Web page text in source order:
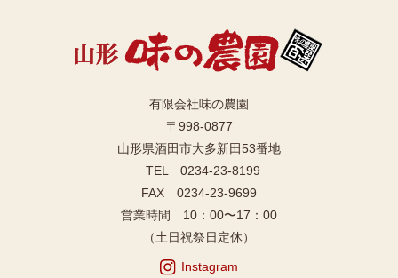
有限会社味の農園
〒998-0877
山形県酒田市大多新田53番地
TEL 0234-23-8199
FAX 0234-23-9699
営業時間 10：00〜17：00
（土日祝祭日定休）
Instagram